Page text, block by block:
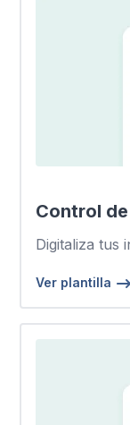
Control
Digitaliza tus
Ver plantilla